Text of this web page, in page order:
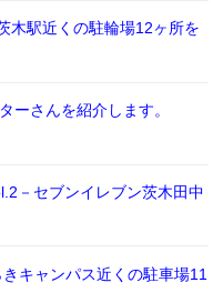
木駅近くの駐輪場12ヶ所を
ーさんを紹介します。
－セブンイレブン茨木田中
キャンパス近くの駐車場11